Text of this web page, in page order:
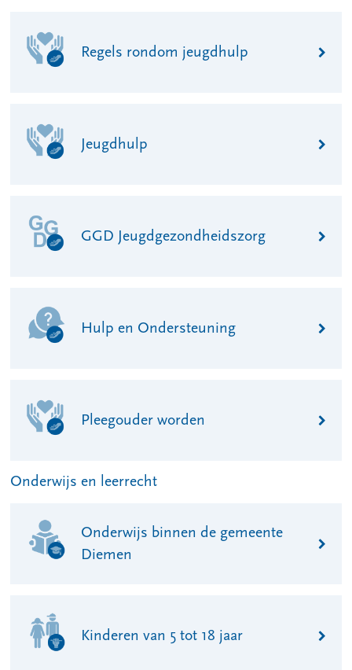
Regels rondom jeugdhulp
Jeugdhulp
GGD Jeugdgezondheidszorg
Hulp en Ondersteuning
Pleegouder worden
Onderwijs en leerrecht
Onderwijs binnen de gemeente
Diemen
Kinderen van 5 tot 18 jaar